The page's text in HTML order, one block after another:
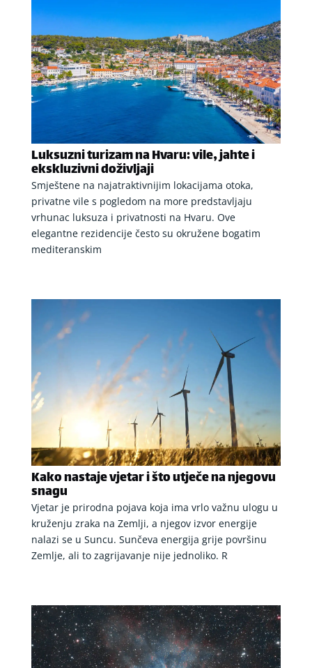
Luksuzni turizam na Hvaru: vile, jahte i
ekskluzivni doživljaji
Smještene na najatraktivnijim lokacijama otoka,
privatne vile s pogledom na more predstavljaju
vrhunac luksuza i privatnosti na Hvaru. Ove
elegantne rezidencije često su okružene bogatim
mediteranskim
Kako nastaje vjetar i što utječe na njegovu
snagu
Vjetar je prirodna pojava koja ima vrlo važnu ulogu u
kruženju zraka na Zemlji, a njegov izvor energije
nalazi se u Suncu. Sunčeva energija grije površinu
Zemlje, ali to zagrijavanje nije jednoliko. R